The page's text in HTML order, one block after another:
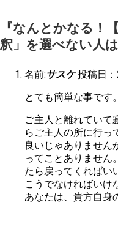
『なんとかなる！
釈」を選べない人
名前:サスケ 投稿日
とても簡単な事です。
ご主人と離れていて
らご主人の所に行っ
良いじゃありません
ってことありません
たら戻ってくればい
こうでなければいけ
あなたは、貴方自身